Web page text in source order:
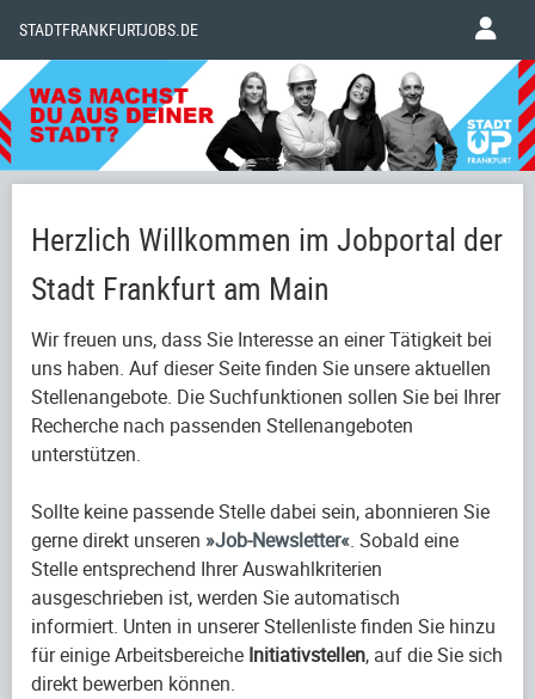
STADTFRANKFURTJOBS.DE
Herzlich Willkommen im Jobportal der
Stadt Frankfurt am Main
Wir freuen uns, dass Sie Interesse an einer Tätigkeit bei
uns haben. Auf dieser Seite finden Sie unsere aktuellen
Stellenangebote. Die Suchfunktionen sollen Sie bei Ihrer
Recherche nach passenden Stellenangeboten
unterstützen.
Sollte keine passende Stelle dabei sein, abonnieren Sie
gerne direkt unseren Job-Newsletter . Sobald eine
Stelle entsprechend Ihrer Auswahlkriterien
ausgeschrieben ist, werden Sie automatisch
informiert. Unten in unserer Stellenliste finden Sie hinzu
für einige Arbeitsbereiche Initiativstellen, auf die Sie sich
direkt bewerben können.